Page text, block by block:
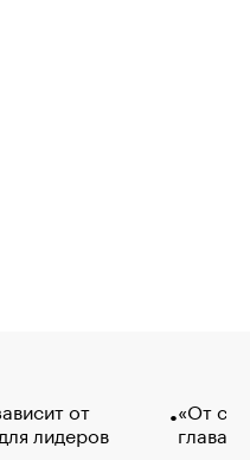
от
лидеров
«От
глава